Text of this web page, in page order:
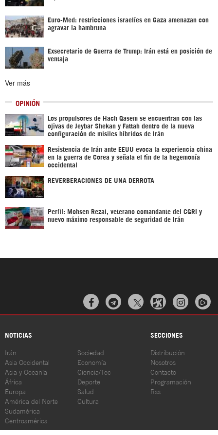
Euro-Med: restricciones israelíes en Gaza amenazan con
agravar la hambruna
Exsecretario de Guerra de Trump: Irán está en posición de
ventaja
Ver más
OPINIÓN
Los propulsores de Hach Qasem se encuentran con las
ojivas de Jeybar Shekan y Fattah dentro de la nueva
configuración de misiles híbridos de Irán
Resistencia de Irán ante EEUU evoca la experiencia china
en la guerra de Corea y señala el fin de la hegemonía
occidental
REVERBERACIONES DE UNA DERROTA
Perfil: Mohsen Rezai, veterano comandante del CGRI y
nuevo máximo responsable de seguridad de Irán
  
NOTICIAS SECCIONES
Irán
Asia Occidental
Asia y Oceanía
África
Europa
América del Norte
Sudamérica
Centroamérica
Sociedad
Economía
Ciencia/Tec
Deporte
Salud
Cultura
Distribución
Nosotros
Contacto
Programación
Rss